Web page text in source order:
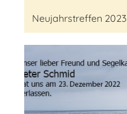
Neujahrstreffen 2023